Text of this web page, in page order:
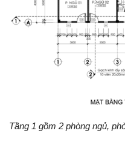
Tầng 1 gồm 2 phòng ngủ,